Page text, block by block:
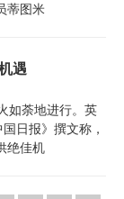
蒂图米
遇
如荼地进行。英
日报》撰文称，
绝佳机